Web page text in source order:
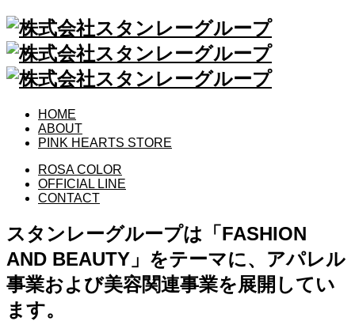
HOME
ABOUT
PINK HEARTS STORE
ROSA COLOR
OFFICIAL LINE
CONTACT
スタンレーグループは「FASHION
AND BEAUTY」をテーマに、アパレル
事業および美容関連事業を展開してい
ます。